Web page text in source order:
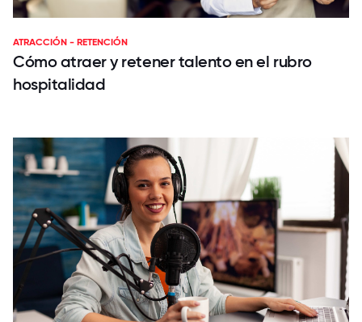
ATRACCIÓN - RETENCIÓN
Cómo atraer y retener talento en el rubro
hospitalidad